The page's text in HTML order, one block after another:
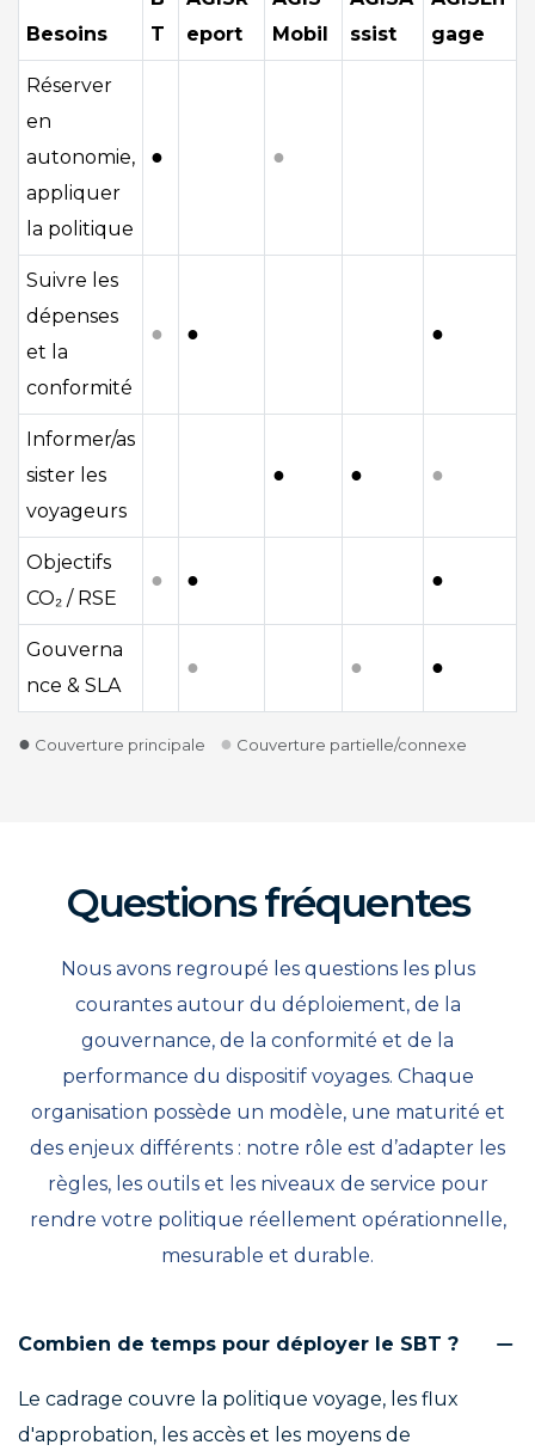
Besoins
T
eport
Mobil
ssist
gage
Réserver
en
autonomie,
appliquer
la politique
● ●
Suivre les
dépenses
et la
conformité
● ● ●
Informer/as
sister les
voyageurs
● ● ●
Objectifs
CO₂ / RSE
● ● ●
Gouverna
nce & SLA
● ● ●
● Couverture principale ● Couverture partielle/connexe
Questions fréquentes
Nous avons regroupé les questions les plus
courantes autour du déploiement, de la
gouvernance, de la conformité et de la
performance du dispositif voyages. Chaque
organisation possède un modèle, une maturité et
des enjeux différents : notre rôle est d’adapter les
règles, les outils et les niveaux de service pour
rendre votre politique réellement opérationnelle,
mesurable et durable.
Combien de temps pour déployer le SBT ?
Le cadrage couvre la politique voyage, les flux
d'approbation, les accès et les moyens de